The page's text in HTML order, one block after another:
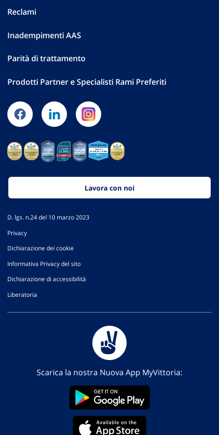
Reclami
Inadempimenti AAS
Parità di trattamento
Prodotti Partner e Specialisti Rami Preferiti
Lavora con noi
D. lgs. n.24 del 10 marzo 2023
Privacy
Dichiarazione dei cookie
Informativa Privacy del sito
Dichiarazione di accessibilità
Liberatoria
Scarica la nostra Nuova App MyVittoria: